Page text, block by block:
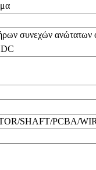
συνεχών ανώτατων
SHAFT/PCBA/